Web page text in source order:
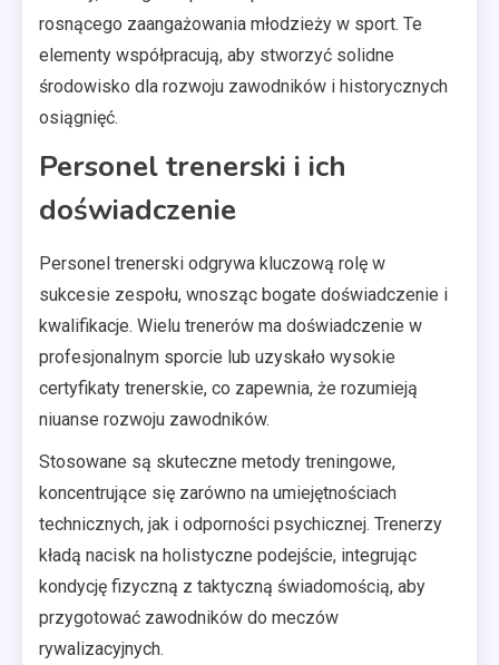
rosnącego zaangażowania młodzieży w sport. Te
elementy współpracują, aby stworzyć solidne
środowisko dla rozwoju zawodników i historycznych
osiągnięć.
Personel trenerski i ich
doświadczenie
Personel trenerski odgrywa kluczową rolę w
sukcesie zespołu, wnosząc bogate doświadczenie i
kwalifikacje. Wielu trenerów ma doświadczenie w
profesjonalnym sporcie lub uzyskało wysokie
certyfikaty trenerskie, co zapewnia, że rozumieją
niuanse rozwoju zawodników.
Stosowane są skuteczne metody treningowe,
koncentrujące się zarówno na umiejętnościach
technicznych, jak i odporności psychicznej. Trenerzy
kładą nacisk na holistyczne podejście, integrując
kondycję fizyczną z taktyczną świadomością, aby
przygotować zawodników do meczów
rywalizacyjnych.